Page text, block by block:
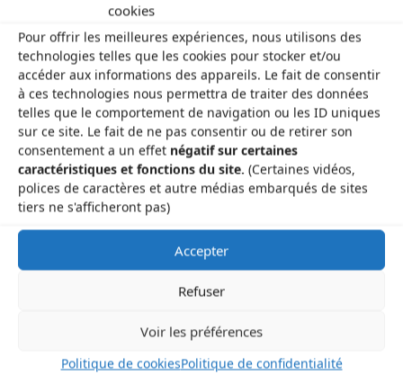
cookies
Pour offrir les meilleures expériences, nous utilisons des
technologies telles que les cookies pour stocker et/ou
accéder aux informations des appareils. Le fait de consentir
à ces technologies nous permettra de traiter des données
telles que le comportement de navigation ou les ID uniques
sur ce site. Le fait de ne pas consentir ou de retirer son
consentement a un effet négatif sur certaines
caractéristiques et fonctions du site. (Certaines vidéos,
polices de caractères et autre médias embarqués de sites
tiers ne s'afficheront pas)
Accepter
Refuser
Voir les préférences
Politique de cookiesPolitique de confidentialité
Toutes les idées et informations sont les bienvenues
!
Bonne lecture !
Sortie de CD – Phonème
La Lettre Brayaude #2 – Mars 2022